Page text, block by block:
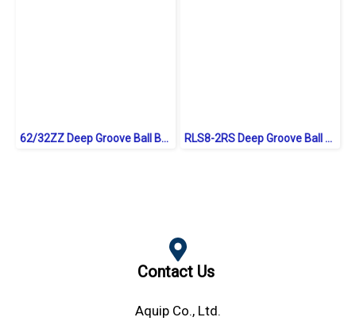
62/32ZZ Deep Groove Ball Bearings Shield Type RLS8-2RS Deep Groove Ball Bearings inch. Seal Type
Contact Us
Aquip Co., Ltd.